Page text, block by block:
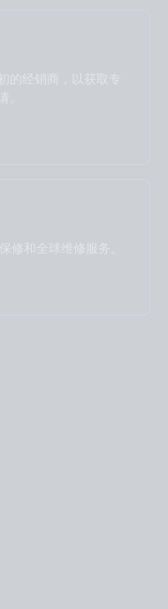
的经销商，以获取专
。
修和全球维修服务。